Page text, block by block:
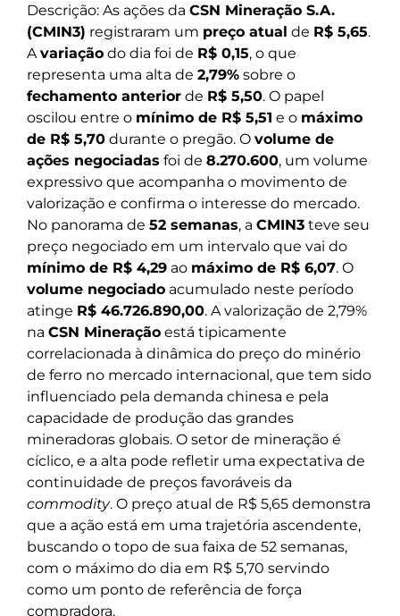
Descrição: As ações da CSN Mineração S.A.
(CMIN3) registraram um preço atual de R$ 5,65.
A variação do dia foi de R$ 0,15, o que
representa uma alta de 2,79% sobre o
fechamento anterior de R$ 5,50. O papel
oscilou entre o mínimo de R$ 5,51 e o máximo
de R$ 5,70 durante o pregão. O volume de
ações negociadas foi de 8.270.600, um volume
expressivo que acompanha o movimento de
valorização e confirma o interesse do mercado.
No panorama de 52 semanas, a CMIN3 teve seu
preço negociado em um intervalo que vai do
mínimo de R$ 4,29 ao máximo de R$ 6,07. O
volume negociado acumulado neste período
atinge R$ 46.726.890,00. A valorização de 2,79%
na CSN Mineração está tipicamente
correlacionada à dinâmica do preço do minério
de ferro no mercado internacional, que tem sido
influenciado pela demanda chinesa e pela
capacidade de produção das grandes
mineradoras globais. O setor de mineração é
cíclico, e a alta pode refletir uma expectativa de
continuidade de preços favoráveis da
commodity. O preço atual de R$ 5,65 demonstra
que a ação está em uma trajetória ascendente,
buscando o topo de sua faixa de 52 semanas,
com o máximo do dia em R$ 5,70 servindo
como um ponto de referência de força
compradora.